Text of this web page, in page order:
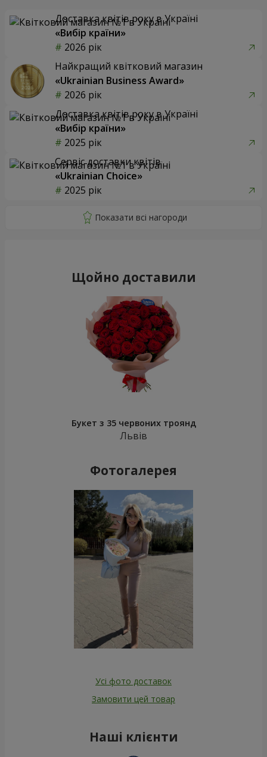
Доставка квітів року в Україні
«Вибір країни»
2026 рік
Найкращий квітковий магазин
«Ukrainian Business Award»
2026 рік
Доставка квітів року в Україні
«Вибір країни»
2025 рік
Сервіс доставки квітів
«Ukrainian Choice»
2025 рік
Щойно доставили
Букет з 35 червоних троянд
Львів
Фотогалерея
Усі фото доставок
Замовити цей товар
Наші клієнти